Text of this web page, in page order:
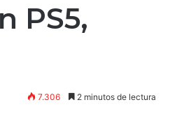
PS5,
7.306 2 minutos de lectura